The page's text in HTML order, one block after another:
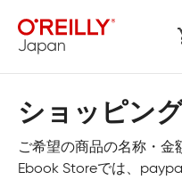
ショッピン
ご希望の商品の名称・金
Ebook Storeでは、